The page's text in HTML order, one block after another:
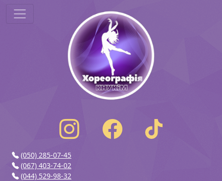
(050) 285-07-45
(067) 403-74-02
(044) 529-98-32